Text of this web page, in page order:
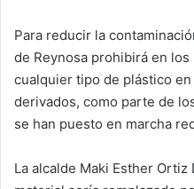
Para reducir la
de Reynosa prohibirá en
cualquier tipo de plástico
derivados, como parte de
se han puesto en marcha
La alcalde Maki Esther